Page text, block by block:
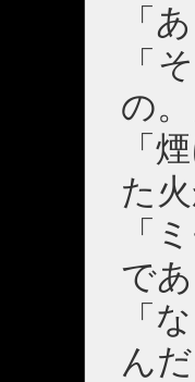
「
「
の。
「
た火
「
で
「
んだ